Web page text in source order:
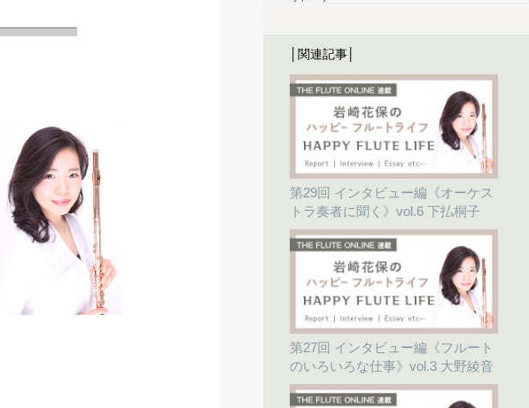
│関連記事│
第29回 インタビュー編《オーケス
トラ奏者に聞く》vol.6 下払桐子
第27回 インタビュー編《フルート
のいろいろな仕事》vol.3 大野綾音